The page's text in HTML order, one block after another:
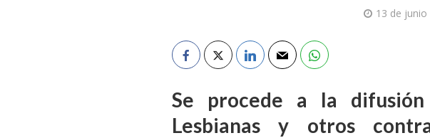
13 de junio
Se procede a la
Lesbianas y otros